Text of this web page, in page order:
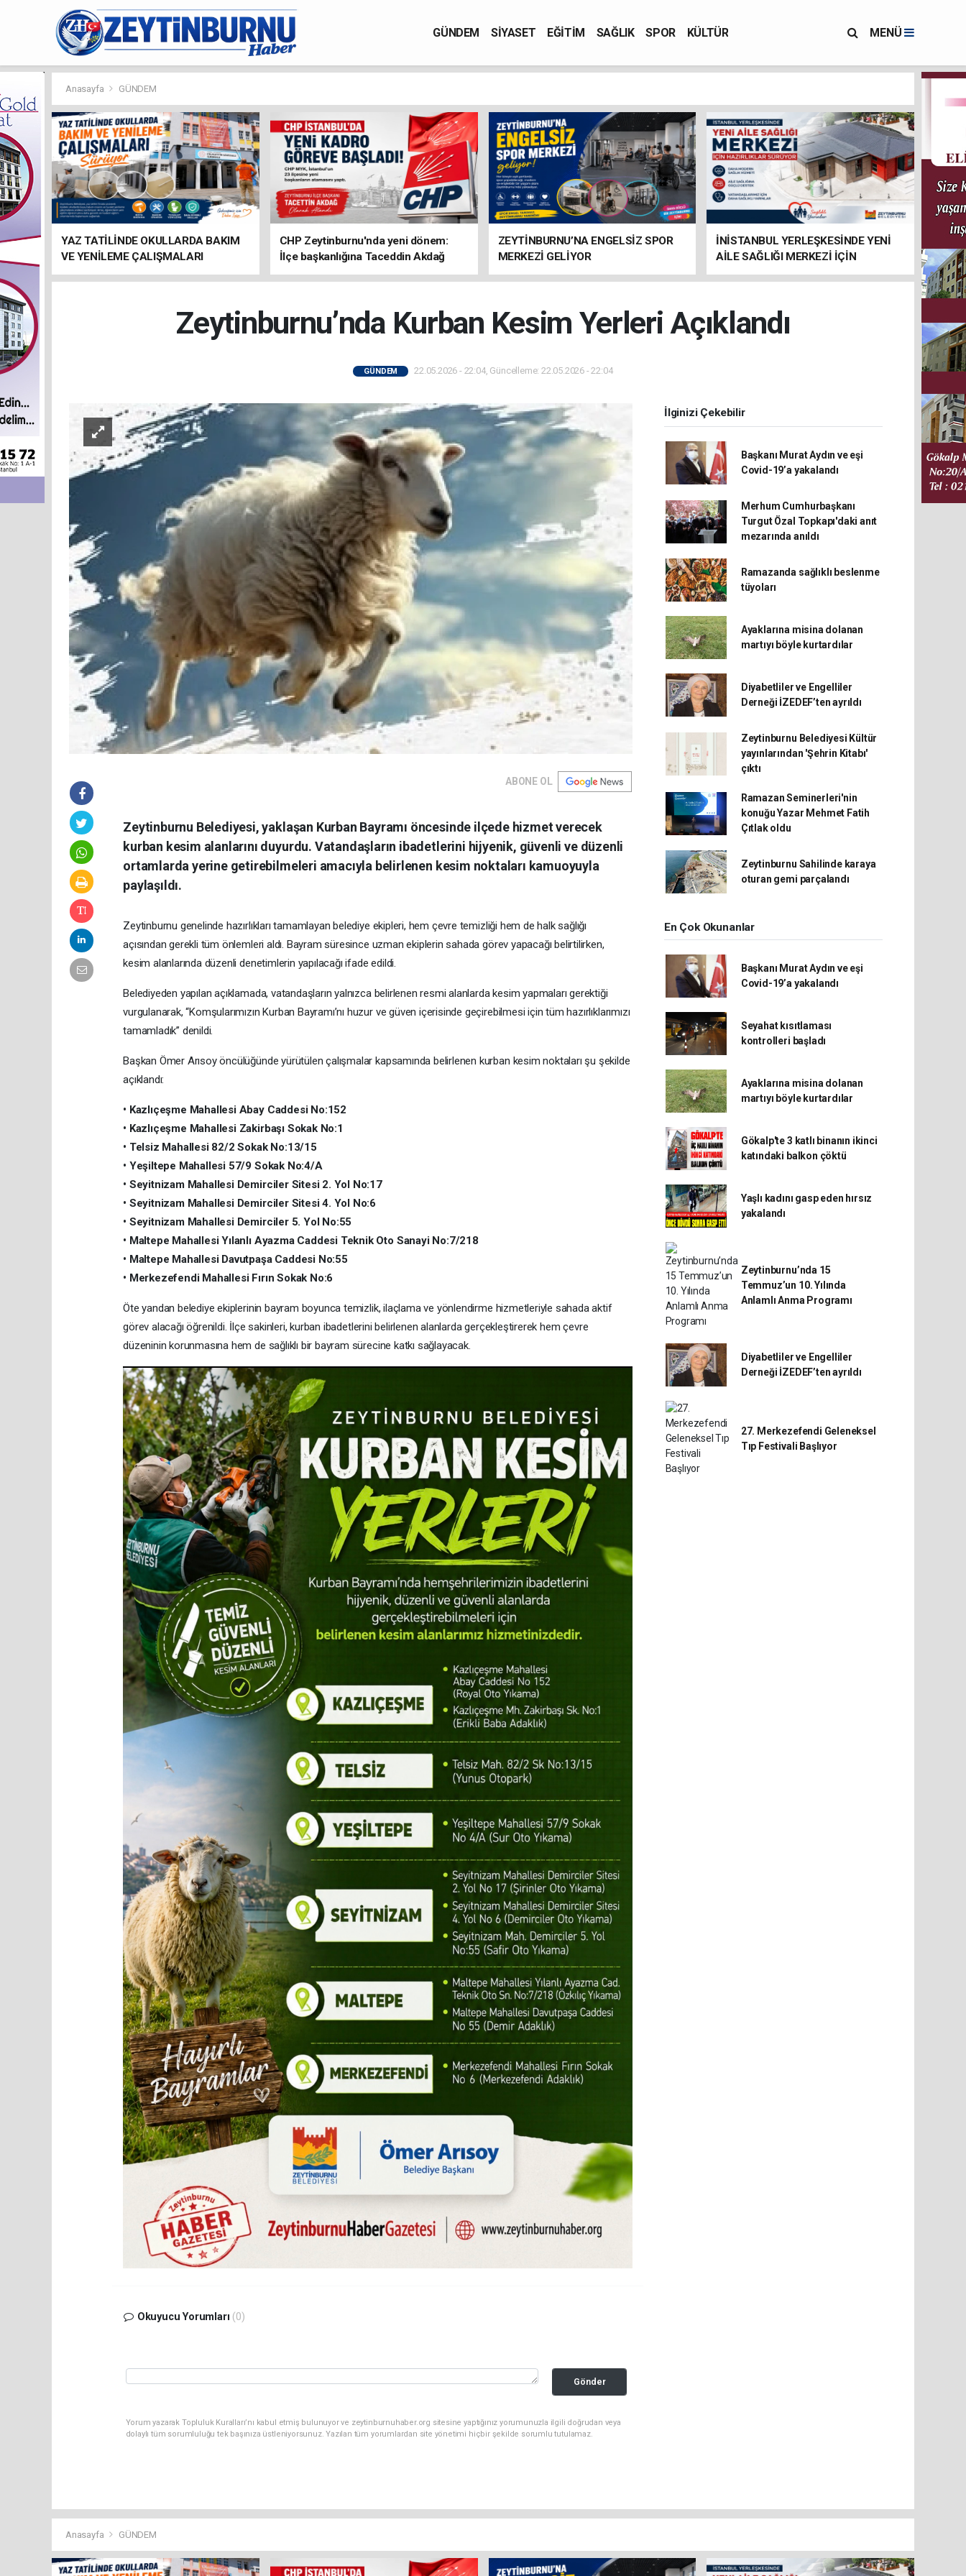
GÜNDEM SİYASET EĞİTİM SAĞLIK SPOR KÜLTÜR MENÜ
Anasayfa GÜNDEM
YAZ TATİLİNDE OKULLARDA BAKIM
VE YENİLEME ÇALIŞMALARI
SÜRÜYOR
CHP Zeytinburnu'nda yeni dönem:
İlçe başkanlığına Taceddin Akdağ
atandı
ZEYTİNBURNU’NA ENGELSİZ SPOR
MERKEZİ GELİYOR
İNİSTANBUL YERLEŞKESİNDE YENİ
AİLE SAĞLIĞI MERKEZİ İÇİN
HAZIRLIKLAR SÜRÜYOR
Zeytinburnu’nda Kurban Kesim Yerleri Açıklandı
GÜNDEM 22.05.2026 - 22:04, Güncelleme: 22.05.2026 - 22:04
ABONE OL
Zeytinburnu Belediyesi, yaklaşan Kurban Bayramı öncesinde ilçede hizmet verecek
kurban kesim alanlarını duyurdu. Vatandaşların ibadetlerini hijyenik, güvenli ve düzenli
ortamlarda yerine getirebilmeleri amacıyla belirlenen kesim noktaları kamuoyuyla
paylaşıldı.
Zeytinburnu genelinde hazırlıkları tamamlayan belediye ekipleri, hem çevre temizliği hem de halk sağlığı
açısından gerekli tüm önlemleri aldı. Bayram süresince uzman ekiplerin sahada görev yapacağı belirtilirken,
kesim alanlarında düzenli denetimlerin yapılacağı ifade edildi.
Belediyeden yapılan açıklamada, vatandaşların yalnızca belirlenen resmi alanlarda kesim yapmaları gerektiği
vurgulanarak, “Komşularımızın Kurban Bayramı’nı huzur ve güven içerisinde geçirebilmesi için tüm hazırlıklarımızı
tamamladık” denildi.
Başkan Ömer Arısoy öncülüğünde yürütülen çalışmalar kapsamında belirlenen kurban kesim noktaları şu şekilde
açıklandı:
• Kazlıçeşme Mahallesi Abay Caddesi No:152
• Kazlıçeşme Mahallesi Zakirbaşı Sokak No:1
• Telsiz Mahallesi 82/2 Sokak No:13/15
• Yeşiltepe Mahallesi 57/9 Sokak No:4/A
• Seyitnizam Mahallesi Demirciler Sitesi 2. Yol No:17
• Seyitnizam Mahallesi Demirciler Sitesi 4. Yol No:6
• Seyitnizam Mahallesi Demirciler 5. Yol No:55
• Maltepe Mahallesi Yılanlı Ayazma Caddesi Teknik Oto Sanayi No:7/218
• Maltepe Mahallesi Davutpaşa Caddesi No:55
• Merkezefendi Mahallesi Fırın Sokak No:6
Öte yandan belediye ekiplerinin bayram boyunca temizlik, ilaçlama ve yönlendirme hizmetleriyle sahada aktif
görev alacağı öğrenildi. İlçe sakinleri, kurban ibadetlerini belirlenen alanlarda gerçekleştirerek hem çevre
düzeninin korunmasına hem de sağlıklı bir bayram sürecine katkı sağlayacak.
Okuyucu Yorumları (0)
Gönder
Yorum yazarak Topluluk Kuralları’nı kabul etmiş bulunuyor ve zeytinburnuhaber.org sitesine yaptığınız yorumunuzla ilgili doğrudan veya
dolaylı tüm sorumluluğu tek başınıza üstleniyorsunuz. Yazılan tüm yorumlardan site yönetimi hiçbir şekilde sorumlu tutulamaz.
İlginizi Çekebilir
Başkanı Murat Aydın ve eşi
Covid-19’a yakalandı
Merhum Cumhurbaşkanı
Turgut Özal Topkapı'daki anıt
mezarında anıldı
Ramazanda sağlıklı beslenme
tüyoları
Ayaklarına misina dolanan
martıyı böyle kurtardılar
Diyabetliler ve Engelliler
Derneği İZEDEF’ten ayrıldı
Zeytinburnu Belediyesi Kültür
yayınlarından 'Şehrin Kitabı'
çıktı
Ramazan Seminerleri'nin
konuğu Yazar Mehmet Fatih
Çıtlak oldu
Zeytinburnu Sahilinde karaya
oturan gemi parçalandı
En Çok Okunanlar
Başkanı Murat Aydın ve eşi
Covid-19’a yakalandı
Seyahat kısıtlaması
kontrolleri başladı
Ayaklarına misina dolanan
martıyı böyle kurtardılar
Gökalp'te 3 katlı binanın ikinci
katındaki balkon çöktü
Yaşlı kadını gasp eden hırsız
yakalandı
Zeytinburnu’nda 15
Temmuz’un 10. Yılında
Anlamlı Anma Programı
Diyabetliler ve Engelliler
Derneği İZEDEF’ten ayrıldı
27. Merkezefendi Geleneksel
Tıp Festivali Başlıyor
Anasayfa GÜNDEM